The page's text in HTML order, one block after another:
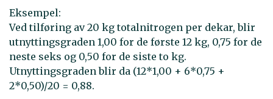
Eksempel:
Ved tilføring av 20 kg totalnitrogen per dekar, blir
utnyttingsgraden 1,00 for de første 12 kg, 0,75 for de
neste seks og 0,50 for de siste to kg.
Utnyttingsgraden blir da (12*1,00 + 6*0,75 +
2*0,50)/20 = 0,88.